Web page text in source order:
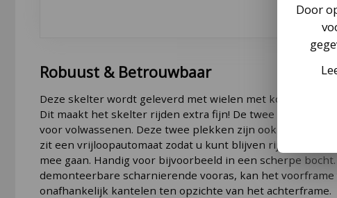
Robuust & Betrouwbaar
Deze skelter wordt geleverd met wielen met kogellagers
Dit maakt het skelter rijden extra fijn! De twee achterste
voor volwassenen. Deze twee plekken zijn ook voorzien
zit een vrijloopautomaat zodat u kunt blijven rijden,
mee gaan. Handig voor bijvoorbeeld in een scherpe
demonteerbare scharnierende vooras, kan het
onafhankelijk kantelen ten opzichte van het achterframe.
Door